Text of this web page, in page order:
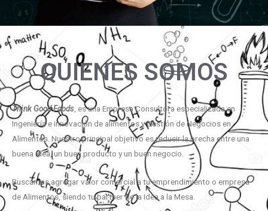
QUIENES SOMOS
Think Good Foods , es una Empresa Consultora especializada en
Ingeniería e innovación de alimentos y Gestión de Negocios en
Alimentos. Nuestro principal objetivo es reducir la brecha entre una
buena idea, un buen producto y un buen negocio.
Buscamos agregar valor comercial a tu emprendimiento o empresa
de Alimentos, siendo tu partner de la Idea a la Mesa.